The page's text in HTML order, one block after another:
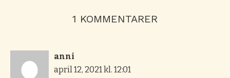
1 KOMMENTARER
anni
april 12, 2021 kl. 12:01